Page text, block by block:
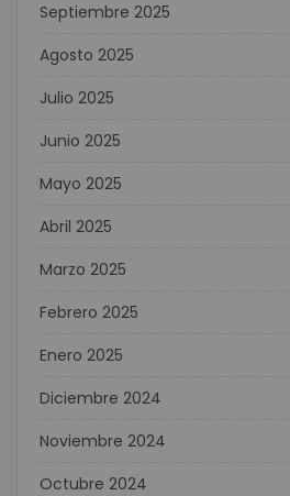
Septiembre 2025
Agosto 2025
Julio 2025
Junio 2025
Mayo 2025
Abril 2025
Marzo 2025
Febrero 2025
Enero 2025
Diciembre 2024
Noviembre 2024
Octubre 2024